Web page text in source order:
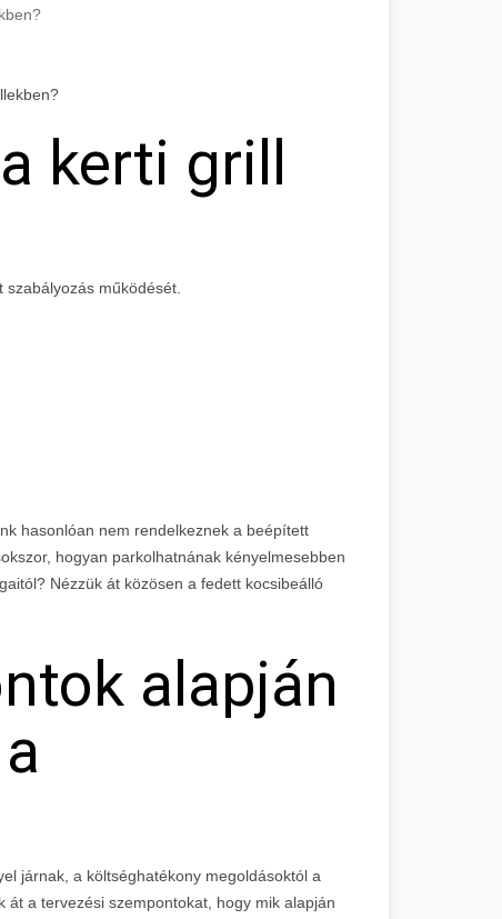
kerti grill
működését.
hasonlóan nem rendelkeznek a beépített
hogyan parkolhatnának kényelmesebben
Nézzük át közösen a fedett kocsibeálló
alapján
járnak, a költséghatékony megoldásoktól a
a tervezési szempontokat, hogy mik alapján